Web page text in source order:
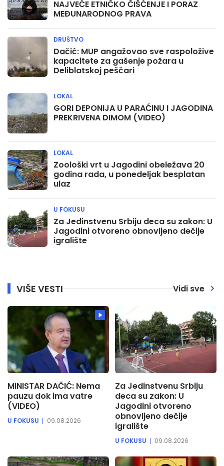
NAJVEĆE ETNIČKO ČIŠĆENJE I PORAZ
MEĐUNARODNOG PRAVA
Dačić: MUP angažovao sve raspoložive
kapacitete za gašenje požara u
Deliblatskoj peščari
DRUŠTVO
GORI DEPONIJA U PARAĆINU I JAGODINA
PREKRIVENA DIMOM (VIDEO)
LOKAL
Zoološki vrt u Jagodini obeležava 20
godina rada, u ponedeljak besplatan
ulaz
LOKAL
Za Jedinstvenu Srbiju deca su zakon: U
Jagodini otvoreno obnovljeno dečije
igralište
U FOKUSU
VIŠE VESTI Vidi sve
MINISTAR DAČIĆ: Nema
pauzu dok ima vatre
(VIDEO)
U FOKUSU 09.08.2026
Za Jedinstvenu Srbiju
deca su zakon: U
Jagodini otvoreno
obnovljeno dečije
igralište
U FOKUSU 09.08.2026